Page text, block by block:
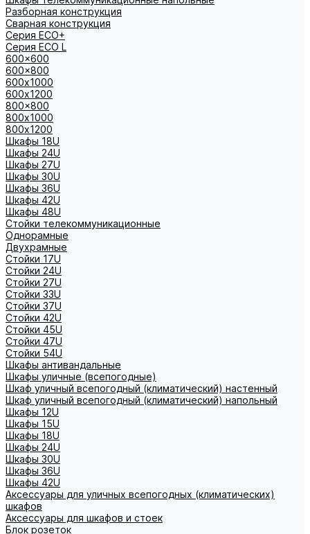
Разборная конструкция
Сварная конструкция
Серия ECO+
Серия ECO L
600x600
600x800
600х1000
600х1200
800x800
800х1000
800х1200
Шкафы 18U
Шкафы 24U
Шкафы 27U
Шкафы 30U
Шкафы 36U
Шкафы 42U
Шкафы 48U
Стойки телекоммуникационные
Однорамные
Двухрамные
Стойки 17U
Стойки 24U
Стойки 27U
Стойки 33U
Стойки 37U
Стойки 42U
Стойки 45U
Стойки 47U
Стойки 54U
Шкафы антивандальные
Шкафы уличные (всепогодные)
Шкаф уличный всепогодный (климатический) настенный
Шкаф уличный всепогодный (климатический) напольный
Шкафы 12U
Шкафы 15U
Шкафы 18U
Шкафы 24U
Шкафы 30U
Шкафы 36U
Шкафы 42U
Аксессуары для уличных всепогодных (климатических)
шкафов
Аксессуары для шкафов и стоек
Блок розеток